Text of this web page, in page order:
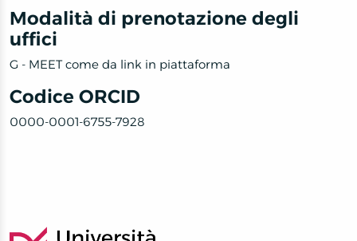
Modalità di prenotazione degli
uffici
G - MEET come da link in piattaforma
Codice ORCID
0000-0001-6755-7928